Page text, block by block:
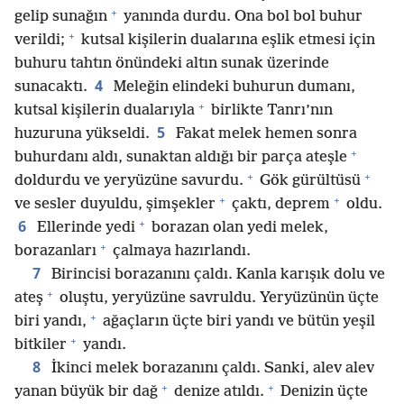
gelip sunağın + yanında durdu. Ona bol bol buhur
verildi; + kutsal kişilerin dualarına eşlik etmesi için
buhuru tahtın önündeki altın sunak üzerinde
sunacaktı. 4
Meleğin elindeki buhurun dumanı,
kutsal kişilerin dualarıyla + birlikte Tanrı’nın
huzuruna yükseldi. 5
Fakat melek hemen sonra
buhurdanı aldı, sunaktan aldığı bir parça ateşle +
doldurdu ve yeryüzüne savurdu. + Gök gürültüsü +
ve sesler duyuldu, şimşekler + çaktı, deprem + oldu.
6 Ellerinde yedi + borazan olan yedi melek,
borazanları + çalmaya hazırlandı.
7
Birincisi borazanını çaldı. Kanla karışık dolu ve
ateş + oluştu, yeryüzüne savruldu. Yeryüzünün üçte
biri yandı, + ağaçların üçte biri yandı ve bütün yeşil
bitkiler + yandı.
8
İkinci melek borazanını çaldı. Sanki, alev alev
yanan büyük bir dağ + denize atıldı. + Denizin üçte